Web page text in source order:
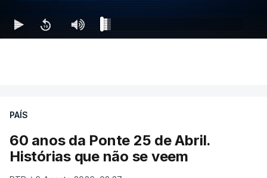
PAÍS
60 anos da Ponte 25 de Abril.
Histórias que não se veem